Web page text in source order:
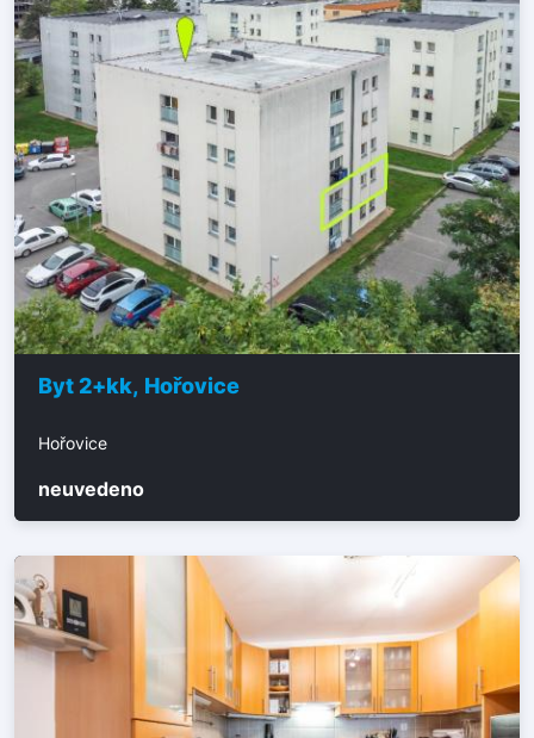
Byt 2+kk, Hořovice
Hořovice
neuvedeno